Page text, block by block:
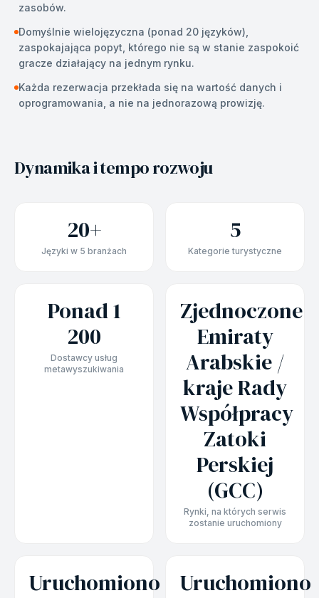
zasobów.
Domyślnie wielojęzyczna (ponad 20 języków),
zaspokajająca popyt, którego nie są w stanie zaspokoić
gracze działający na jednym rynku.
Każda rezerwacja przekłada się na wartość danych i
oprogramowania, a nie na jednorazową prowizję.
Dynamika i tempo rozwoju
20+
Języki w 5 branżach
5
Kategorie turystyczne
Ponad 1
200
Dostawcy usług
metawyszukiwania
Zjednoczone
Emiraty
Arabskie /
kraje Rady
Współpracy
Zatoki
Perskiej
(GCC)
Rynki, na których serwis
zostanie uruchomiony
Uruchomiono Uruchomiono